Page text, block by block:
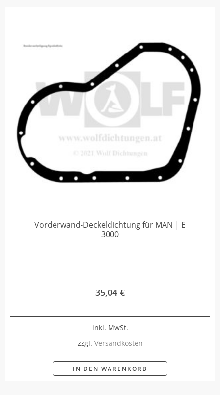
Vorderwand-Deckeldichtung für MAN | E
3000
35,04 €
inkl. MwSt.
zzgl. Versandkosten
IN DEN WARENKORB